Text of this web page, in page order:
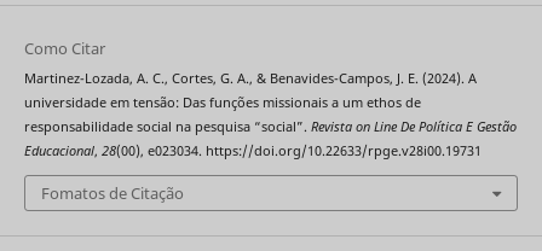
Como Citar
Martinez-Lozada, A. C., Cortes, G. A., & Benavides-Campos, J. E. (2024). A
universidade em tensão: Das funções missionais a um ethos de
responsabilidade social na pesquisa “social”. Revista on Line De Política E Gestão
Educacional, 28(00), e023034. https://doi.org/10.22633/rpge.v28i00.19731
Fomatos de Citação